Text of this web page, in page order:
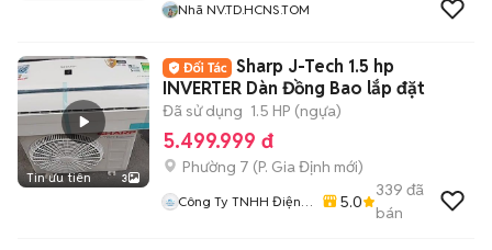
Nhã NV.TD.HCNS.TOM
Tin ưu tiên 3
Sharp J-Tech 1.5 hp
INVERTER Dàn Đồng Bao lắp đặt
Đã sử dụng 1.5 HP (ngựa)
5.499.999 đ
Phường 7 (P. Gia Định mới)
Công Ty TNHH Điện
5.0
339 đã
bán